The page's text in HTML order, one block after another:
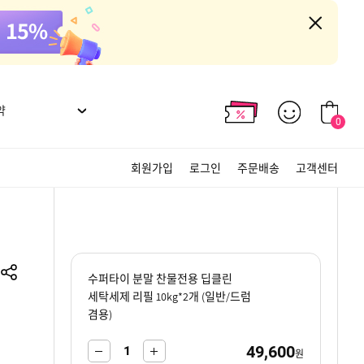
0
회원가입 로그인 주문배송 고객센터
수퍼타이 분말 찬물전용 딥클린
세탁세제 리필 10kg*2개 (일반/드럼
겸용)
49,600원